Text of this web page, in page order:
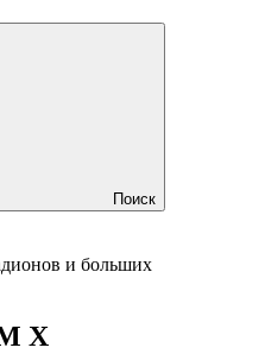
Поиск
и больших
X